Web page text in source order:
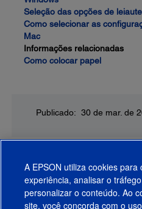
Seleção das opções de
Como selecionar as
Mac
Informações relacionadas
Como colocar papel
Publicado: 30 de mar. de
A EPSON utiliza cookies
experiência, analisar o
personalizar o conteúdo. Ao
site, você concorda com o